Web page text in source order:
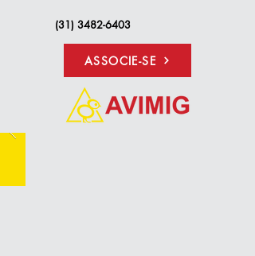
(31) 3482-6403
ASSOCIE-SE